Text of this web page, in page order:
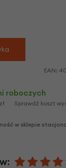
EAN:
roboczych
Sprawdź koszt
w sklepie